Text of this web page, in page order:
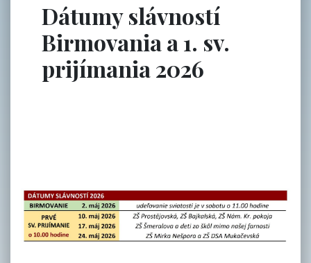
Dátumy slávností
Birmovania a 1. sv.
prijímania 2026